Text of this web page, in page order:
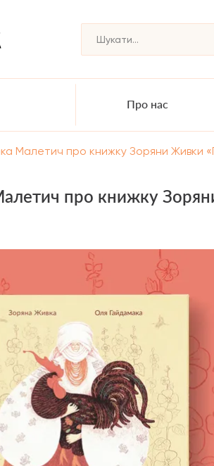
Про нас
Малетич про книжку Зоряни Живки
про книжку